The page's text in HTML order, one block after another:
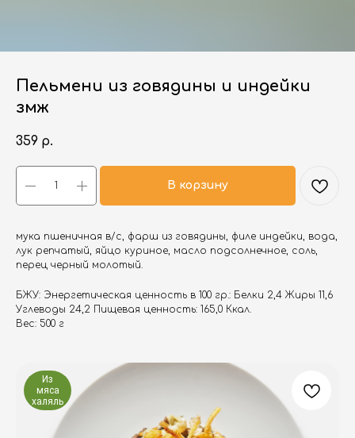
Пельмени из говядины и индейки
змж
359 р.
В корзину
мука пшеничная в/с, фарш из говядины, филе индейки, вода,
лук репчатый, яйцо куриное, масло подсолнечное, соль,
перец черный молотый.
БЖУ: Энергетическая ценность в 100 гр.: Белки 2,4 Жиры 11,6
Углеводы 24,2 Пищевая ценность: 165,0 Ккал.
Вес: 500 г
Из
мяса
халяль